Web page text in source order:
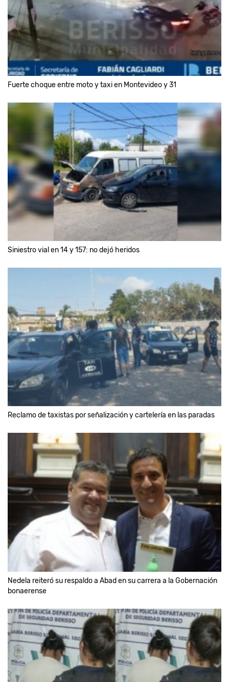
Fuerte choque entre moto y taxi en Montevideo y 31
Siniestro vial en 14 y 157: no dejó heridos
Reclamo de taxistas por señalización y cartelería en las paradas
Nedela reiteró su respaldo a Abad en su carrera a la Gobernación
bonaerense